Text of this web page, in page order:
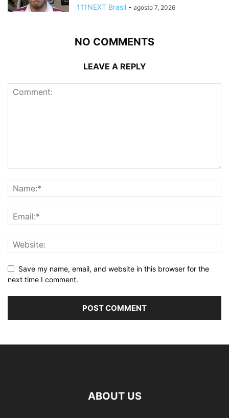
111NEXT Brasil - agosto 7, 2026
NO COMMENTS
LEAVE A REPLY
Save my name, email, and website in this browser for the
next time I comment.
ABOUT US